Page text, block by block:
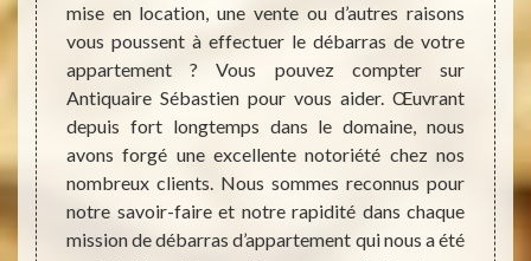
un
un
et
Un
et
mise en location, une vente ou d’autres raisons
vous poussent à effectuer le débarras de votre
appartement ? Vous pouvez compter sur
Antiquaire Sébastien pour vous aider. Œuvrant
depuis fort longtemps dans le domaine, nous
avons forgé une excellente notoriété chez nos
nombreux clients. Nous sommes reconnus pour
notre savoir-faire et notre rapidité dans chaque
mission de débarras d’appartement qui nous a été
pour
à
de